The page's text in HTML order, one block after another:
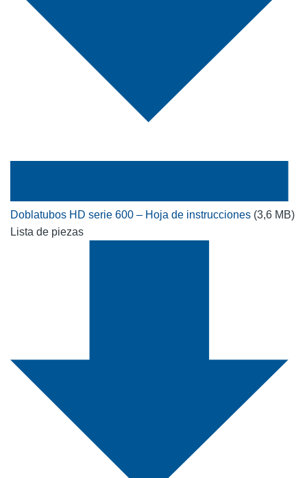
Doblatubos HD serie 600 – Hoja de instrucciones (3,6 MB)
Lista de piezas